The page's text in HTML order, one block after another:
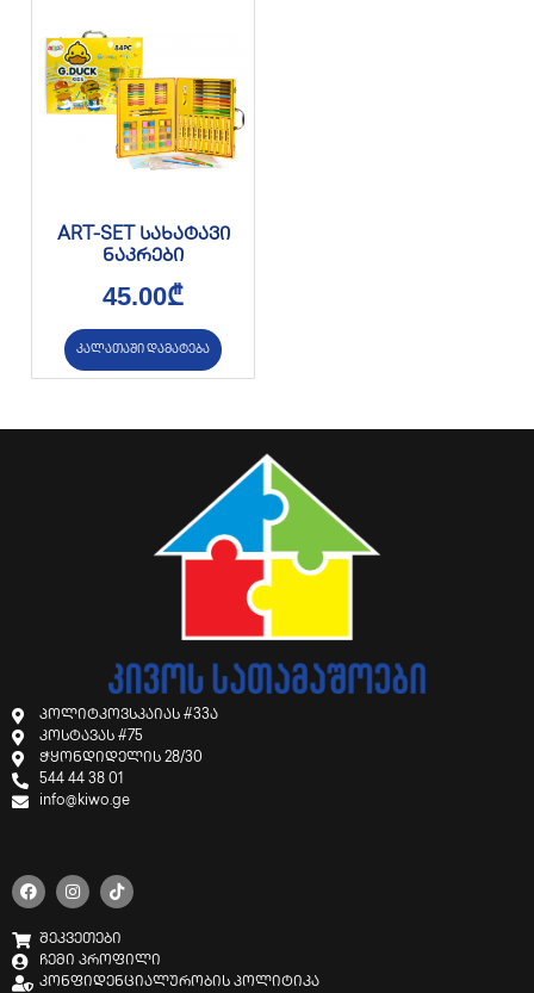
ART-SET სახატავი
ნაკრები
45.00₾
კალათაში დამატება
პოლიტკოვსკაიას #33ა
კოსტავას #75
ჭყონდიდელის 28/30
544 44 38 01
info@kiwo.ge
შეკვეთები
ჩემი პროფილი
კონფიდენციალურობის პოლიტიკა